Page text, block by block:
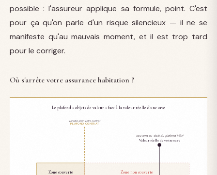
possible : l'assureur applique sa formule, point. C'est
pour ça qu'on parle d'un risque silencieux — il ne se
manifeste qu'au mauvais moment, et il est trop tard
pour le corriger.
Où s'arrête votre assurance habitation ?
Le plafond « objets de valeur » face à la valeur réelle d'une cave
Zone couverte
PLAFOND CONTRAT
variable selon votre contrat
Zone non couverte
Valeur réelle de votre cave
souvent au-delà du plafond MRH